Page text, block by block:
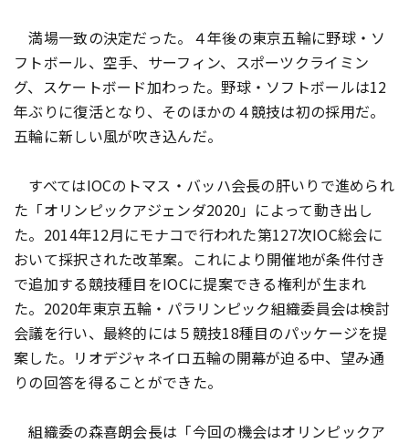
満場一致の決定だった。４年後の東京五輪に野球・ソ
フトボール、空手、サーフィン、スポーツクライミン
グ、スケートボード加わった。野球・ソフトボールは12
年ぶりに復活となり、そのほかの４競技は初の採用だ。
五輪に新しい風が吹き込んだ。
すべてはIOCのトマス・バッハ会長の肝いりで進められ
た「オリンピックアジェンダ2020」によって動き出し
た。2014年12月にモナコで行われた第127次IOC総会に
おいて採択された改革案。これにより開催地が条件付き
で追加する競技種目をIOCに提案できる権利が生まれ
た。2020年東京五輪・パラリンピック組織委員会は検討
会議を行い、最終的には５競技18種目のパッケージを提
案した。リオデジャネイロ五輪の開幕が迫る中、望み通
りの回答を得ることができた。
組織委の森喜朗会長は「今回の機会はオリンピックア